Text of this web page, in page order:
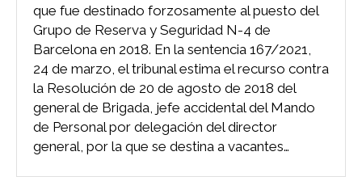
que fue destinado forzosamente al puesto del
Grupo de Reserva y Seguridad N-4 de
Barcelona en 2018. En la sentencia 167/2021,
24 de marzo, el tribunal estima el recurso contra
la Resolución de 20 de agosto de 2018 del
general de Brigada, jefe accidental del Mando
de Personal por delegación del director
general, por la que se destina a vacantes…